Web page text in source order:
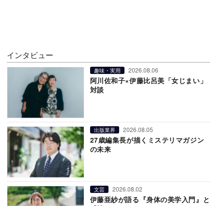
インタビュー
趣味・実用 2026.08.06
阿川佐和子×伊藤比呂美「女じまい」
対談
出版業界 2026.08.05
27歳編集長が描くミステリマガジン
の未来
文芸 2026.08.02
伊藤亜紗が語る『身体の美学入門』と